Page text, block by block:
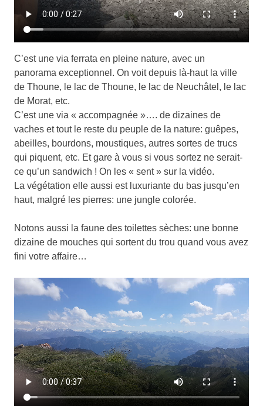
C’est une via ferrata en pleine nature, avec un
panorama exceptionnel. On voit depuis là-haut la ville
de Thoune, le lac de Thoune, le lac de Neuchâtel, le lac
de Morat, etc.
C’est une via « accompagnée »…. de dizaines de
vaches et tout le reste du peuple de la nature: guêpes,
abeilles, bourdons, moustiques, autres sortes de trucs
qui piquent, etc. Et gare à vous si vous sortez ne serait-
ce qu’un sandwich ! On les « sent » sur la vidéo.
La végétation elle aussi est luxuriante du bas jusqu’en
haut, malgré les pierres: une jungle colorée.
Notons aussi la faune des toilettes sèches: une bonne
dizaine de mouches qui sortent du trou quand vous avez
fini votre affaire…